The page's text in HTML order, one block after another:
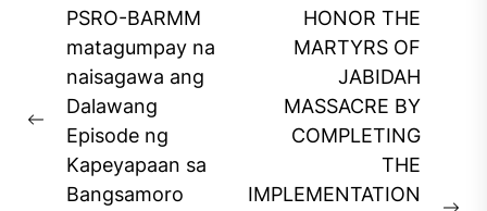
Post
navigation
Previous
post:
PSRO-BARMM
matagumpay na
naisagawa ang
Dalawang
Episode ng
Kapeyapaan sa
Bangsamoro
HONOR THE
MARTYRS OF
JABIDAH
MASSACRE BY
COMPLETING
THE
IMPLEMENTATION